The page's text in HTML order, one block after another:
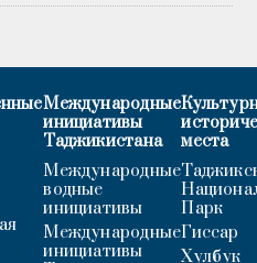
Международные
инициативы
Таджикистана
Международные
водные
инициативы
Международные
инициативы
места
Парк
Гиссар
Хулбук